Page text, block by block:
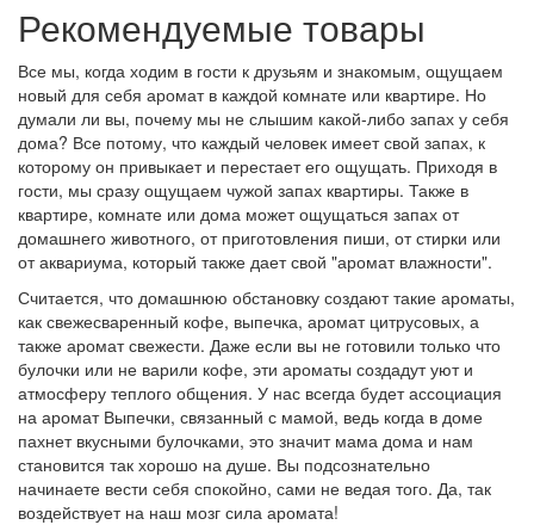
Рекомендуемые товары
Все мы, когда ходим в гости к друзьям и знакомым, ощущаем
новый для себя аромат в каждой комнате или квартире. Но
думали ли вы, почему мы не слышим какой-либо запах у себя
дома? Все потому, что каждый человек имеет свой запах, к
которому он привыкает и перестает его ощущать. Приходя в
гости, мы сразу ощущаем чужой запах квартиры. Также в
квартире, комнате или дома может ощущаться запах от
домашнего животного, от приготовления пиши, от стирки или
от аквариума, который также дает свой "аромат влажности".
Считается, что домашнюю обстановку создают такие ароматы,
как свежесваренный кофе, выпечка, аромат цитрусовых, а
также аромат свежести. Даже если вы не готовили только что
булочки или не варили кофе, эти ароматы создадут уют и
атмосферу теплого общения. У нас всегда будет ассоциация
на аромат Выпечки, связанный с мамой, ведь когда в доме
пахнет вкусными булочками, это значит мама дома и нам
становится так хорошо на душе. Вы подсознательно
начинаете вести себя спокойно, сами не ведая того. Да, так
воздействует на наш мозг сила аромата!